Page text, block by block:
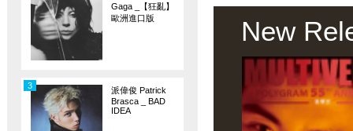
Gaga _【狂亂】
歐洲進口版
派偉俊 Patrick
Brasca _ BAD
IDEA
3
New